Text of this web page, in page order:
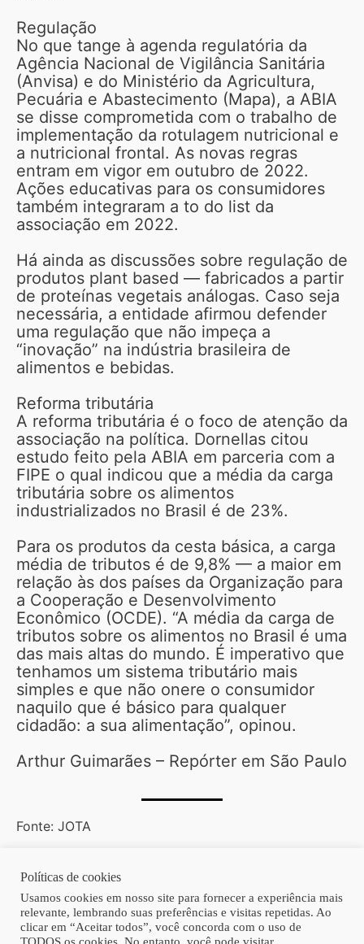
Regulação
No que tange à agenda regulatória da
Agência Nacional de Vigilância Sanitária
(Anvisa) e do Ministério da Agricultura,
Pecuária e Abastecimento (Mapa), a ABIA
se disse comprometida com o trabalho de
implementação da rotulagem nutricional e
a nutricional frontal. As novas regras
entram em vigor em outubro de 2022.
Ações educativas para os consumidores
também integraram a to do list da
associação em 2022.
Há ainda as discussões sobre regulação de
produtos plant based — fabricados a partir
de proteínas vegetais análogas. Caso seja
necessária, a entidade afirmou defender
uma regulação que não impeça a
“inovação” na indústria brasileira de
alimentos e bebidas.
Reforma tributária
A reforma tributária é o foco de atenção da
associação na política. Dornellas citou
estudo feito pela ABIA em parceria com a
FIPE o qual indicou que a média da carga
tributária sobre os alimentos
industrializados no Brasil é de 23%.
Para os produtos da cesta básica, a carga
média de tributos é de 9,8% — a maior em
relação às dos países da Organização para
a Cooperação e Desenvolvimento
Econômico (OCDE). “A média da carga de
tributos sobre os alimentos no Brasil é uma
das mais altas do mundo. É imperativo que
tenhamos um sistema tributário mais
simples e que não onere o consumidor
naquilo que é básico para qualquer
cidadão: a sua alimentação”, opinou.
Arthur Guimarães – Repórter em São Paulo
Fonte: JOTA
Copyright © 2026 | Homero Costa Advogados
Políticas de cookies
Usamos cookies em nosso site para fornecer a experiência mais
relevante, lembrando suas preferências e visitas repetidas. Ao
clicar em “Aceitar todos”, você concorda com o uso de